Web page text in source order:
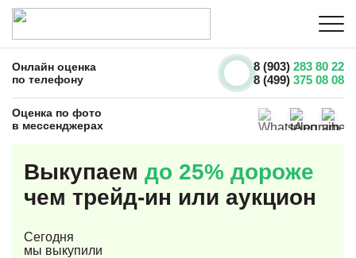
Онлайн оценка
по телефону
8 (903) 283 80 22
8 (499) 375 08 08
Оценка по фото
в мессенджерах
Выкупаем до 25% дороже
чем трейд-ин или аукцион
Сегодня
мы выкупили